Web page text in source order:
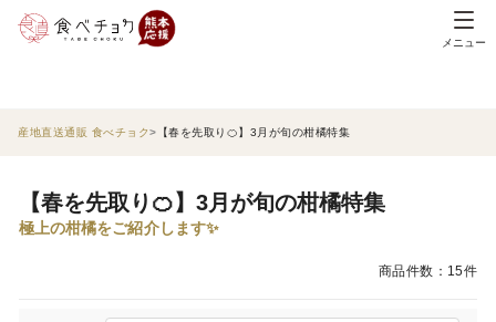
メニュー
産地直送通販 食べチョク 【春を先取り🍊】3月が旬の柑橘特集
【春を先取り🍊】3月が旬の柑橘特集
極上の柑橘をご紹介します✨
商品件数：15件